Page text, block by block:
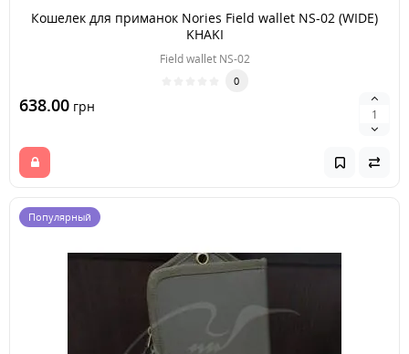
Кошелек для приманок Nories Field wallet NS-02 (WIDE)
KHAKI
Field wallet NS-02
0
638.00 грн
Популярный